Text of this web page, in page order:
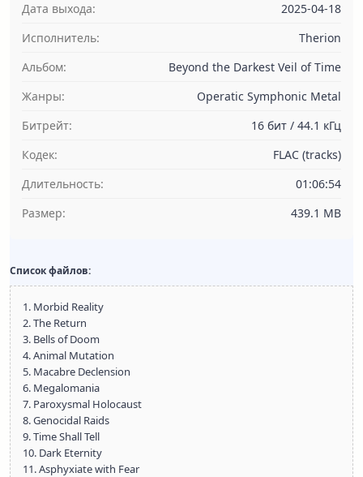
Дата выхода:
2025-04-18
Исполнитель:
Therion
Альбом:
Beyond the Darkest Veil of Time
Жанры:
Operatic Symphonic Metal
Битрейт:
16 бит / 44.1 кГц
Кодек:
FLAC (tracks)
Длительность:
01:06:54
Размер:
439.1 MB
Список файлов:
1. Morbid Reality
2. The Return
3. Bells of Doom
4. Animal Mutation
5. Macabre Declension
6. Megalomania
7. Paroxysmal Holocaust
8. Genocidal Raids
9. Time Shall Tell
10. Dark Eternity
11. Asphyxiate with Fear